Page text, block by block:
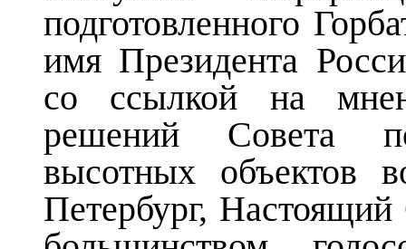
подготовленного
имя Президента
со ссылкой на
решений Совета
высотных объектов
Петербург, Настоящий